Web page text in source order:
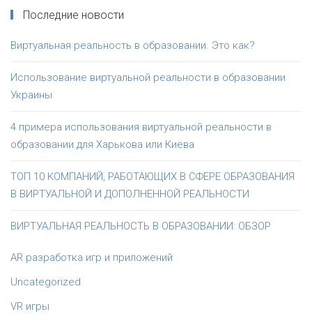
Последние новости
Виртуальная реальность в образовании. Это как?
Использование виртуальной реальности в образовании
Украины
4 примера использования виртуальной реальности в
образовании для Харькова или Киева
ТОП 10 КОМПАНИЙ, РАБОТАЮЩИХ В СФЕРЕ ОБРАЗОВАНИЯ
В ВИРТУАЛЬНОЙ И ДОПОЛНЕННОЙ РЕАЛЬНОСТИ
ВИРТУАЛЬНАЯ РЕАЛЬНОСТЬ В ОБРАЗОВАНИИ: ОБЗОР
AR разработка игр и приложений
Uncategorized
VR игры